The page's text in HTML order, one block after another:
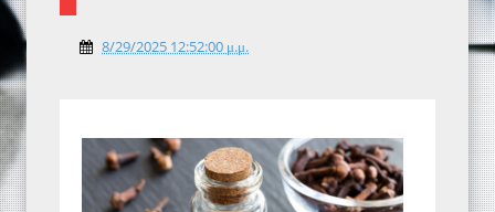
8/29/2025 12:52:00 μ.μ.